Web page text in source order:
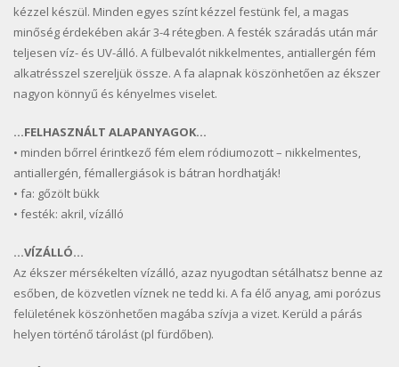
kézzel készül. Minden egyes színt kézzel festünk fel, a magas
minőség érdekében akár 3-4 rétegben. A festék száradás után már
teljesen víz- és UV-álló. A fülbevalót nikkelmentes, antiallergén fém
alkatrésszel szereljük össze. A fa alapnak köszönhetően az ékszer
nagyon könnyű és kényelmes viselet.
…FELHASZNÁLT ALAPANYAGOK…
• minden bőrrel érintkező fém elem ródiumozott – nikkelmentes,
antiallergén, fémallergiások is bátran hordhatják!
• fa: gőzölt bükk
• festék: akril, vízálló
…VÍZÁLLÓ…
Az ékszer mérsékelten vízálló, azaz nyugodtan sétálhatsz benne az
esőben, de közvetlen víznek ne tedd ki. A fa élő anyag, ami porózus
felületének köszönhetően magába szívja a vizet. Kerüld a párás
helyen történő tárolást (pl fürdőben).